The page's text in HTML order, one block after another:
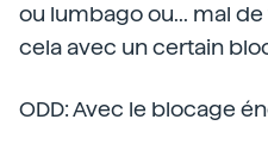
ou lumbago ou... mal
cela avec un certain
ODD: Avec le blocage